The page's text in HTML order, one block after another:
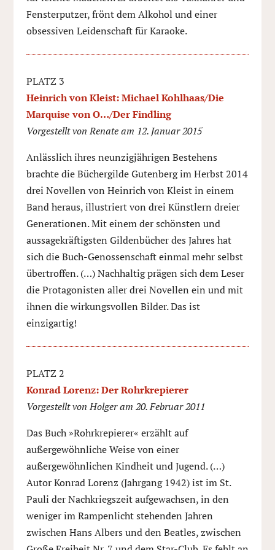
Fensterputzer, frönt dem Alkohol und einer
obsessiven Leidenschaft für Karaoke.
PLATZ 3
Heinrich von Kleist: Michael Kohlhaas/Die
Marquise von O…/Der Findling
Vorgestellt von Renate am 12. Januar 2015
Anlässlich ihres neunzigjährigen Bestehens
brachte die Büchergilde Gutenberg im Herbst 2014
drei Novellen von Heinrich von Kleist in einem
Band heraus, illustriert von drei Künstlern dreier
Generationen. Mit einem der schönsten und
aussagekräftigsten Gildenbücher des Jahres hat
sich die Buch-Genossenschaft einmal mehr selbst
übertroffen. (…) Nachhaltig prägen sich dem Leser
die Protagonisten aller drei Novellen ein und mit
ihnen die wirkungsvollen Bilder. Das ist
einzigartig!
PLATZ 2
Konrad Lorenz: Der Rohrkrepierer
Vorgestellt von Holger am 20. Februar 2011
Das Buch »Rohrkrepierer« erzählt auf
außergewöhnliche Weise von einer
außergewöhnlichen Kindheit und Jugend. (…)
Autor Konrad Lorenz (Jahrgang 1942) ist im St.
Pauli der Nachkriegszeit aufgewachsen, in den
weniger im Rampenlicht stehenden Jahren
zwischen Hans Albers und den Beatles, zwischen